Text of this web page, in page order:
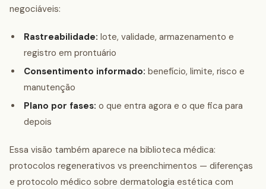
negociáveis:
Rastreabilidade: lote, validade, armazenamento e
registro em prontuário
Consentimento informado: benefício, limite, risco e
manutenção
Plano por fases: o que entra agora e o que fica para
depois
Essa visão também aparece na biblioteca médica:
protocolos regenerativos vs preenchimentos — diferenças
e protocolo médico sobre dermatologia estética com